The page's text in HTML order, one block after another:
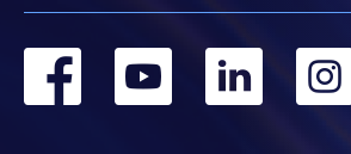
轉 轉 轉